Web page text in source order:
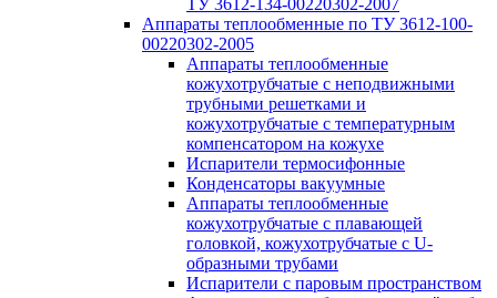
Аппараты теплообменные по ТУ 3612-100-
00220302-2005
Аппараты теплообменные
кожухотрубчатые с неподвижными
трубными решетками и
кожухотрубчатые с температурным
компенсатором на кожухе
Испарители термосифонные
Конденсаторы вакуумные
Аппараты теплообменные
кожухотрубчатые с плавающей
головкой, кожухотрубчатые с U-
образными трубами
Испарители с паровым пространством